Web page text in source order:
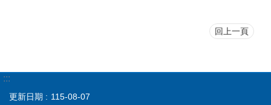
回上一頁
:::
更新日期 115-08-07